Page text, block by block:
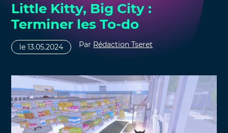
Little Kitty, Big City :
Terminer les To-do
le 13.05.2024 Par Rédaction Tseret